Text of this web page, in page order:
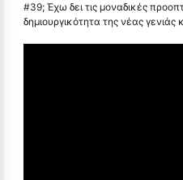
#39; Έχω δει τις μοναδικές
δημιουργικότητα της νέας